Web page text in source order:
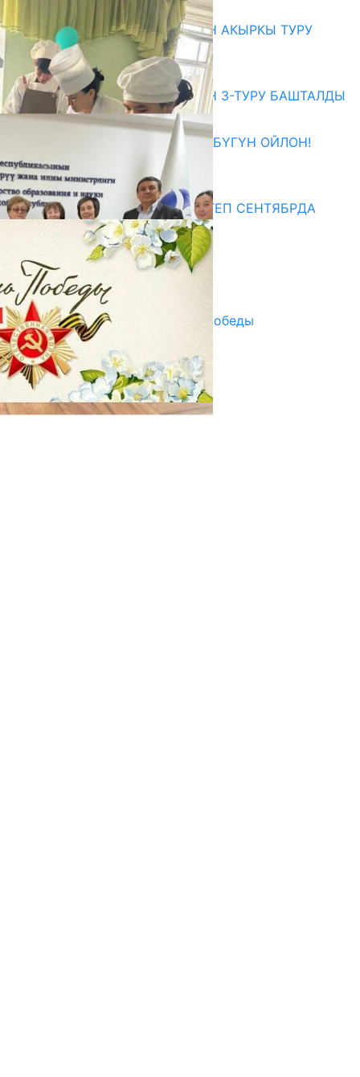
Абитуриент
ЖОЖДОРГО КАБЫЛ АЛУУНУН АКЫРКЫ ТУРУ
СТАРТ АЛДЫ
10.08.2026
ЖОЖДОРГО КАБЫЛ АЛУУНУН 3-ТУРУ БАШТАЛДЫ
27.07.2026
ӨЗҮҢДҮН КЕЛЕЧЕГИҢ ҮЧҮН БҮГҮН ОЙЛОН!
20.07.2026
Медиа
СУЗАКТА 750 ОРУНДУУ МЕКТЕП СЕНТЯБРДА
ПАЙДАЛАНУУГА БЕРИЛЕТ
07.08.2025
Улуу Жеңиштин жандуу сөзү
29.04.2025
Награды в преддверии Дня Победы
29.04.2025